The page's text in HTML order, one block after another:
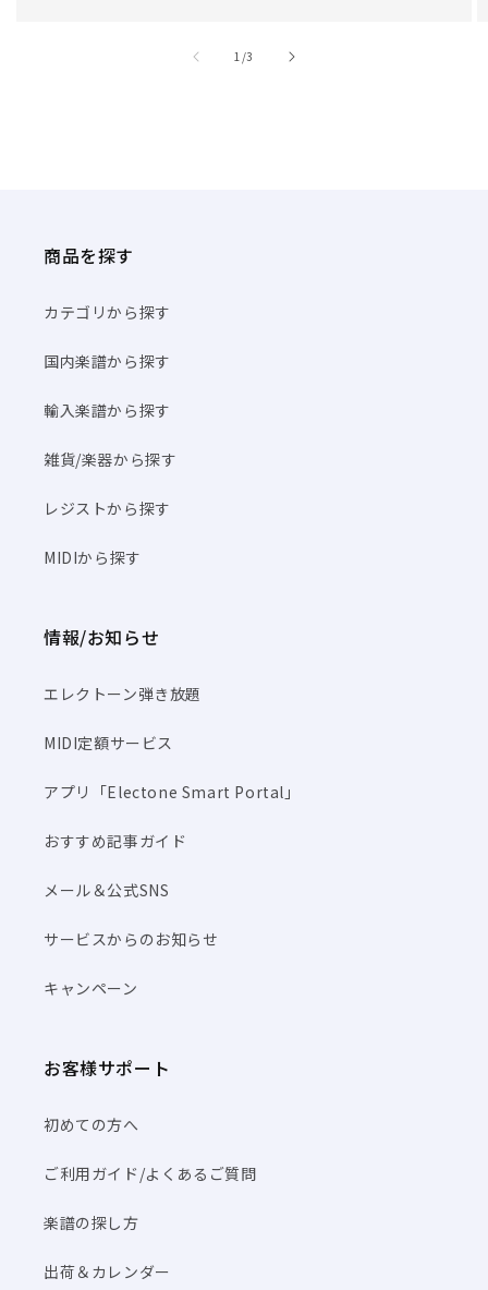
1 //3
商品を探す
カテゴリから探す
国内楽譜から探す
輸入楽譜から探す
雑貨/楽器から探す
レジストから探す
MIDIから探す
情報/お知らせ
エレクトーン弾き放題
MIDI定額サービス
アプリ「Electone Smart Portal」
おすすめ記事ガイド
メール＆公式SNS
サービスからのお知らせ
キャンペーン
お客様サポート
初めての方へ
ご利用ガイド/よくあるご質問
楽譜の探し方
出荷＆カレンダー